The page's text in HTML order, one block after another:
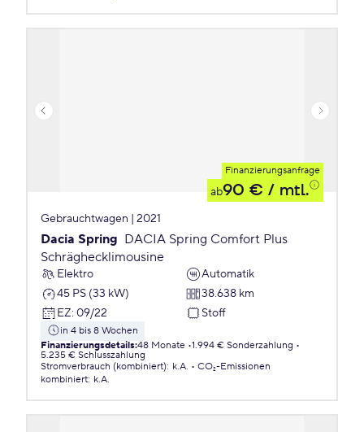
Finanzierungsanfrage
ab90 € / mtl.
Gebrauchtwagen | 2021
Dacia Spring DACIA Spring Comfort Plus
Schräghecklimousine
Elektro
Automatik
45 PS (33 kW)
38.638 km
EZ: 09/22 Stoff
in 4 bis 8 Wochen
Finanzierungsdetails:48 Monate 1.994 € Sonderzahlung
5.235 € Schlusszahlung
Stromverbrauch (kombiniert): k.A.
CO₂-Emissionen
kombiniert: k.A.